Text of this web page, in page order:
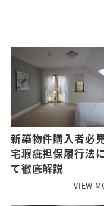
新築物件購入者必
宅瑕疵担保履行法
て徹底解説
VIEW